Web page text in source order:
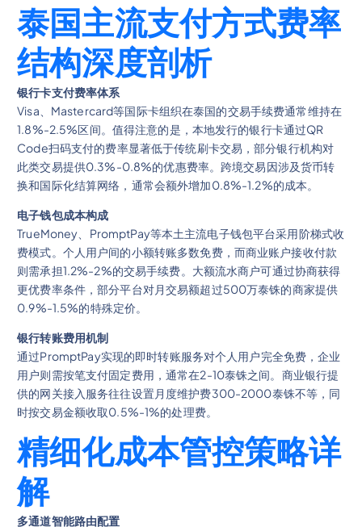
泰国主流支付方式费率
结构深度剖析
银行卡支付费率体系
Visa、Mastercard等国际卡组织在泰国的交易手续费通常维持在
1.8%-2.5%区间。值得注意的是，本地发行的银行卡通过QR
Code扫码支付的费率显著低于传统刷卡交易，部分银行机构对
此类交易提供0.3%-0.8%的优惠费率。跨境交易因涉及货币转
换和国际化结算网络，通常会额外增加0.8%-1.2%的成本。
电子钱包成本构成
TrueMoney、PromptPay等本土主流电子钱包平台采用阶梯式收
费模式。个人用户间的小额转账多数免费，而商业账户接收付款
则需承担1.2%-2%的交易手续费。大额流水商户可通过协商获得
更优费率条件，部分平台对月交易额超过500万泰铢的商家提供
0.9%-1.5%的特殊定价。
银行转账费用机制
通过PromptPay实现的即时转账服务对个人用户完全免费，企业
用户则需按笔支付固定费用，通常在2-10泰铢之间。商业银行提
供的网关接入服务往往设置月度维护费300-2000泰铢不等，同
时按交易金额收取0.5%-1%的处理费。
精细化成本管控策略详
解
多通道智能路由配置